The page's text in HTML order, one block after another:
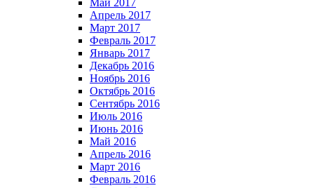
Май 2017
Апрель 2017
Март 2017
Февраль 2017
Январь 2017
Декабрь 2016
Ноябрь 2016
Октябрь 2016
Сентябрь 2016
Июль 2016
Июнь 2016
Май 2016
Апрель 2016
Март 2016
Февраль 2016